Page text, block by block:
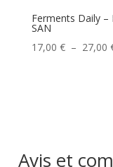
Ferments Daily –
SAN
17,00€ – 27,00
Avis et